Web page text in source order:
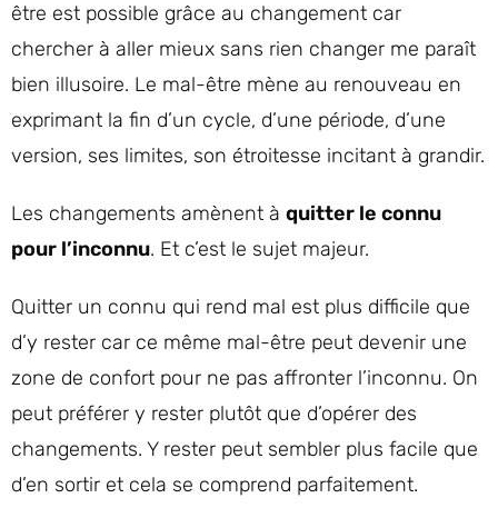
être est possible grâce au changement car
chercher à aller mieux sans rien changer me paraît
bien illusoire. Le mal-être mène au renouveau en
exprimant la fin d’un cycle, d’une période, d’une
version, ses limites, son étroitesse incitant à grandir.
Les changements amènent à quitter le connu
pour l’inconnu. Et c’est le sujet majeur.
Quitter un connu qui rend mal est plus difficile que
d’y rester car ce même mal-être peut devenir une
zone de confort pour ne pas affronter l’inconnu. On
peut préférer y rester plutôt que d’opérer des
changements. Y rester peut sembler plus facile que
d’en sortir et cela se comprend parfaitement.